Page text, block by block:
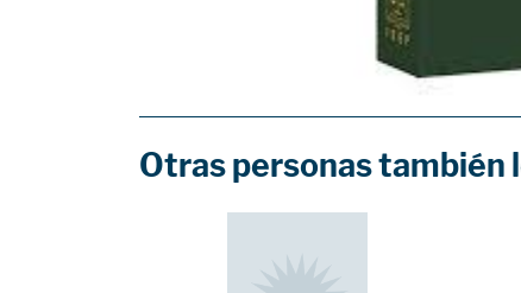
Otras personas también